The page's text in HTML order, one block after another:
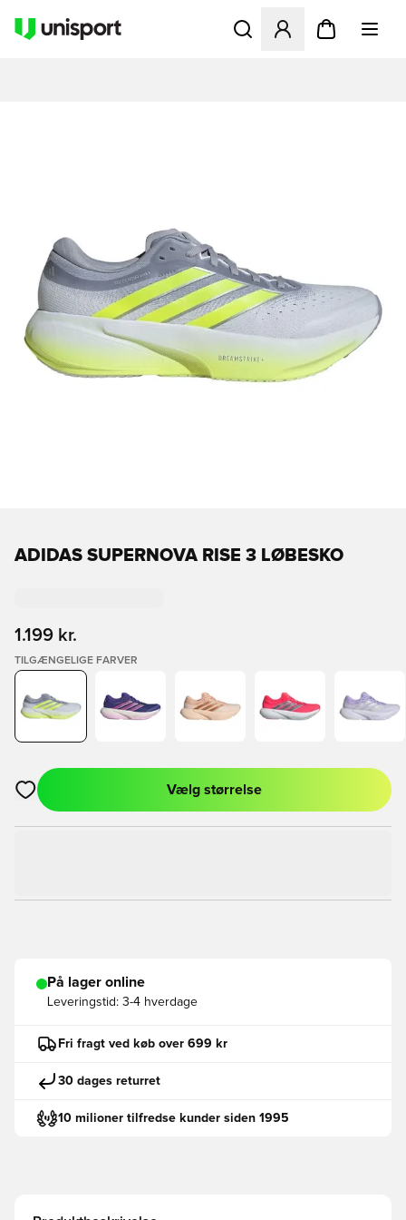
Åbner en Modal til at
ADIDAS SUPERNOVA RISE 3 LØBESKO
1.199 kr.
TILGÆNGELIGE FARVER
Åbner en Modal til at logge ind eller tilmelde dig som medlem
Vælg størrelse
På lager online
Leveringstid: 3-4 hverdage
Fri fragt ved køb over 699 kr
30 dages returret
10 milioner tilfredse kunder siden 1995